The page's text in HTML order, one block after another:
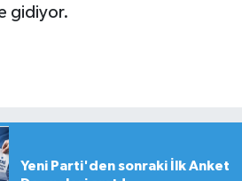
gidiyor.
Yeni Parti'den sonraki İlk Anket